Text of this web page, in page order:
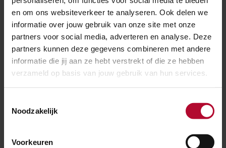
en om ons websiteverkeer te analyseren. Ook delen we
informatie over jouw gebruik van onze site met onze
partners voor social media, adverteren en analyse. Deze
partners kunnen deze gegevens combineren met andere
informatie die jij aan ze hebt verstrekt of die ze hebben
verzameld op basis van jouw gebruik van hun services.
Noodzakelijk
Voorkeuren
Station Groningen klaar voor
verbouwing
maand een heel andere aanblik gekregen. Het
middenperron stonden zijn gesloopt. Er is een nieuwe
ruimte te maken voor de grote verbouwing van het